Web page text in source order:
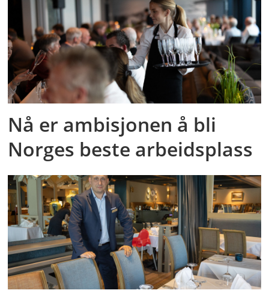
Nå er ambisjonen å bli
Norges beste arbeidsplass